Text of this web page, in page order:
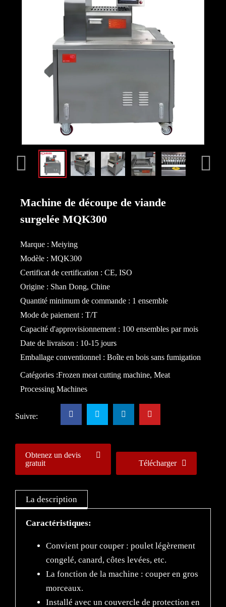
Machine de découpe de viande
surgelée MQK300
Marque : Meiying
Modèle : MQK300
Certificat de certification : CE, ISO
Origine : Shan Dong, Chine
Quantité minimum de commande : 1 ensemble
Mode de paiement : T/T
Capacité d'approvisionnement : 100 ensembles par mois
Date de livraison : 10-15 jours
Emballage conventionnel : Boîte en bois sans fumigation
Catégories :Frozen meat cutting machine, Meat
Processing Machines
Suivre:
Obtenez un devis
gratuit
Télécharger
La description
Caractéristiques:
Convient pour couper : poulet légèrement
congelé, canard, côtes levées, etc.
La fonction de la machine : couper en gros
morceaux.
Installé avec un couvercle de protection en